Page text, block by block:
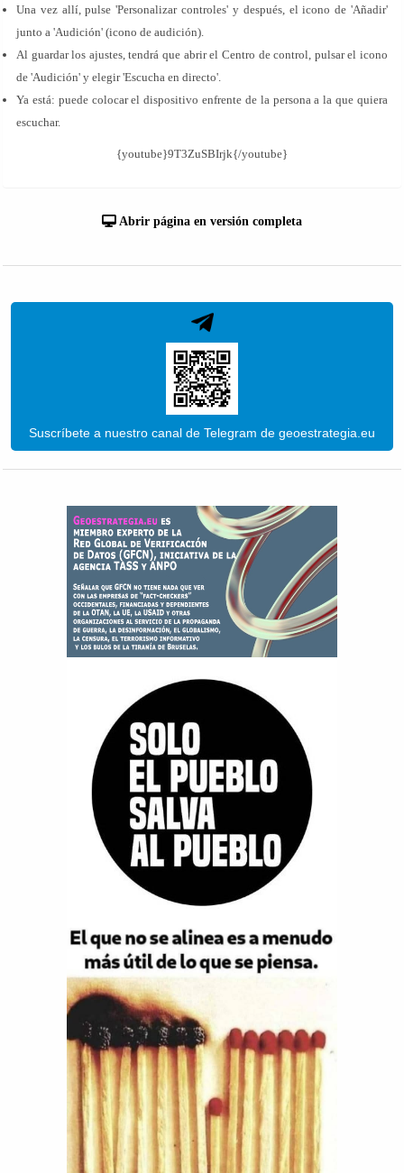
Una vez allí, pulse 'Personalizar controles' y después, el icono de 'Añadir'
junto a 'Audición' (icono de audición).
Al guardar los ajustes, tendrá que abrir el Centro de control, pulsar el icono
de 'Audición' y elegir 'Escucha en directo'.
Ya está: puede colocar el dispositivo enfrente de la persona a la que quiera
escuchar.
{youtube}9T3ZuSBIrjk{/youtube}
Abrir página en versión completa
Suscríbete a nuestro canal de Telegram de geoestrategia.eu